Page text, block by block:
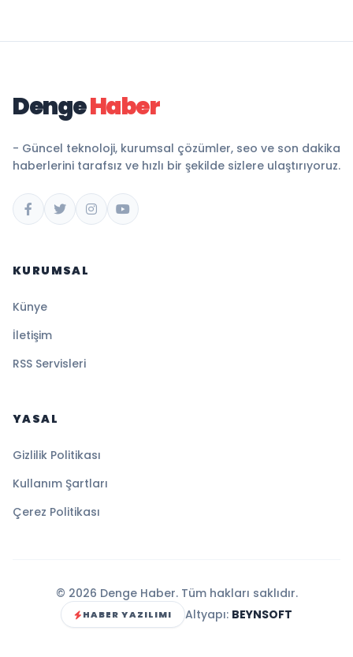
DengeHaber
- Güncel teknoloji, kurumsal çözümler, seo ve son dakika
haberlerini tarafsız ve hızlı bir şekilde sizlere ulaştırıyoruz.
KURUMSAL
Künye
İletişim
RSS Servisleri
YASAL
Gizlilik Politikası
Kullanım Şartları
Çerez Politikası
© 2026 Denge Haber. Tüm hakları saklıdır.
HABER YAZILIMI Altyapı: BEYNSOFT